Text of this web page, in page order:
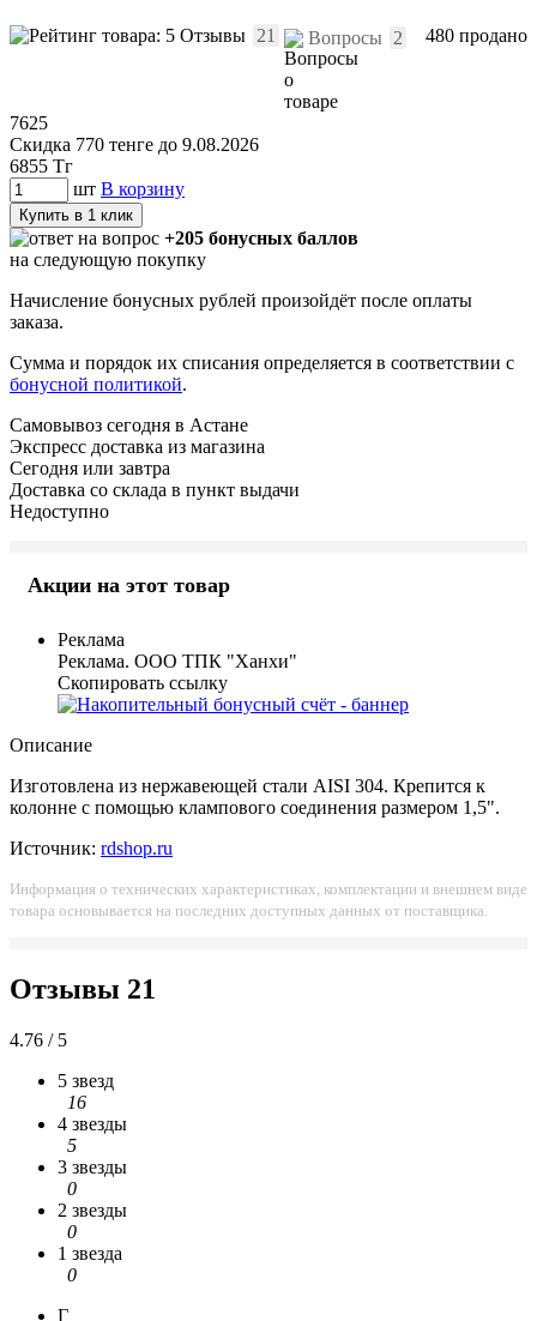
Отзывы 21 Вопросы 2 480 продано
7625
Скидка 770 тенге до 9.08.2026
6855 Тг
шт В корзину
Купить в 1 клик
+205 бонусных баллов
на следующую покупку
Начисление бонусных рублей произойдёт после оплаты
заказа.
Сумма и порядок их списания определяется в соответствии с
бонусной политикой.
Самовывоз сегодня в Астане
Экспресс доставка из магазина
Сегодня или завтра
Доставка со склада в пункт выдачи
Недоступно
Акции на этот товар
Реклама
Реклама. ООО ТПК "Ханхи"
Скопировать ссылку
Описание
Изготовлена из нержавеющей стали AISI 304. Крепится к
колонне с помощью клампового соединения размером 1,5".
Источник: rdshop.ru
Информация о технических характеристиках, комплектации и внешнем виде
товара основывается на последних доступных данных от поставщика.
Отзывы 21
4.76 / 5
5 звезд
16
4 звезды
5
3 звезды
0
2 звезды
0
1 звезда
0
Г